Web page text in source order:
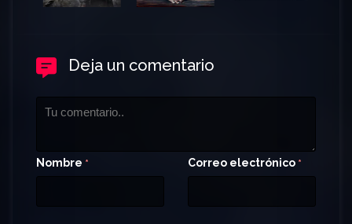
Deja un comentario
Nombre * Correo electrónico *